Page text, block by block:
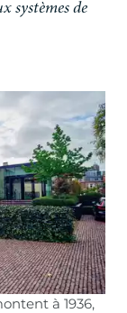
x systèmes de
à 1936,